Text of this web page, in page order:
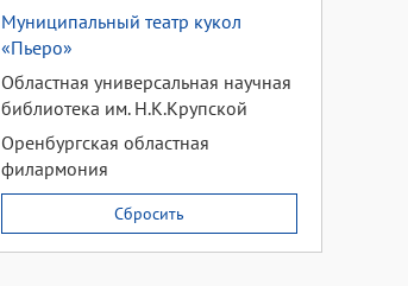
Муниципальный театр кукол
«Пьеро»
Областная универсальная научная
библиотека им. Н.К.Крупской
Оренбургская областная
филармония
Сбросить